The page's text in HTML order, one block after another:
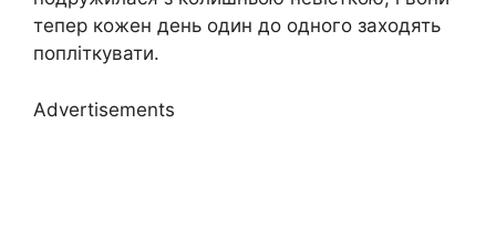
тепер кожен день один до одного заходять
попліткувати.
Advertisements